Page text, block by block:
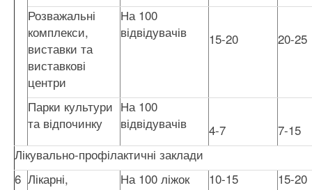
Розважальні
комплекси,
виставки та
виставкові
центри
На 100
відвідувачів
15-20 20-25
Парки культури
та відпочинку
На 100
відвідувачів
4-7
7-15
Лікувально-профілактичні заклади
6 Лікарні,
На 100 ліжок 10-15 15-20